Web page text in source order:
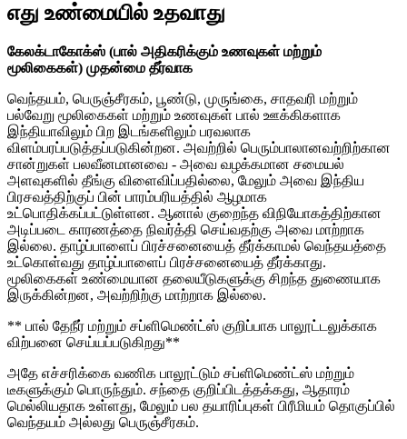
எது உண்மையில் உதவாது
கேலக்டாகோக்ஸ் (பால் அதிகரிக்கும் உணவுகள் மற்றும்
மூலிகைகள்) முதன்மை தீர்வாக
வெந்தயம், பெருஞ்சீரகம், பூண்டு, முருங்கை, சாதவரி மற்றும்
பல்வேறு மூலிகைகள் மற்றும் உணவுகள் பால் ஊக்கிகளாக
இந்தியாவிலும் பிற இடங்களிலும் பரவலாக
விளம்பரப்படுத்தப்படுகின்றன. அவற்றில் பெரும்பாலானவற்றிற்கான
சான்றுகள் பலவீனமானவை - அவை வழக்கமான சமையல்
அளவுகளில் தீங்கு விளைவிப்பதில்லை, மேலும் அவை இந்திய
பிரசவத்திற்குப் பின் பாரம்பரியத்தில் ஆழமாக
உட்பொதிக்கப்பட்டுள்ளன. ஆனால் குறைந்த விநியோகத்திற்கான
அடிப்படை காரணத்தை நிவர்த்தி செய்வதற்கு அவை மாற்றாக
இல்லை. தாழ்ப்பாளைப் பிரச்சனையைத் தீர்க்காமல் வெந்தயத்தை
உட்கொள்வது தாழ்ப்பாளைப் பிரச்சனையைத் தீர்க்காது.
மூலிகைகள் உண்மையான தலையீடுகளுக்கு சிறந்த துணையாக
இருக்கின்றன, அவற்றிற்கு மாற்றாக இல்லை.
** பால் தேநீர் மற்றும் சப்ளிமெண்ட்ஸ் குறிப்பாக பாலூட்டலுக்காக
விற்பனை செய்யப்படுகிறது**
அதே எச்சரிக்கை வணிக பாலூட்டும் சப்ளிமெண்ட்ஸ் மற்றும்
டீகளுக்கும் பொருந்தும். சந்தை குறிப்பிடத்தக்கது, ஆதாரம்
மெல்லியதாக உள்ளது, மேலும் பல தயாரிப்புகள் பிரீமியம் தொகுப்பில்
வெந்தயம் அல்லது பெருஞ்சீரகம்.